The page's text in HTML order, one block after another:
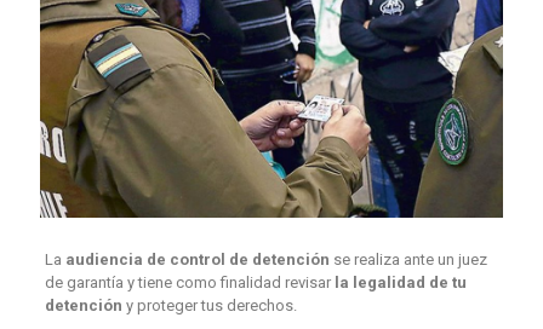
La audiencia de control de detención se realiza ante un juez
de garantía y tiene como finalidad revisar la legalidad de tu
detención y proteger tus derechos.